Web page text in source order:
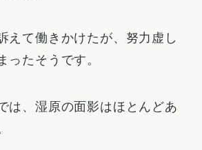
えて働きかけたが、努力虚し
ったそうです。
は、湿原の面影はほとんどあ